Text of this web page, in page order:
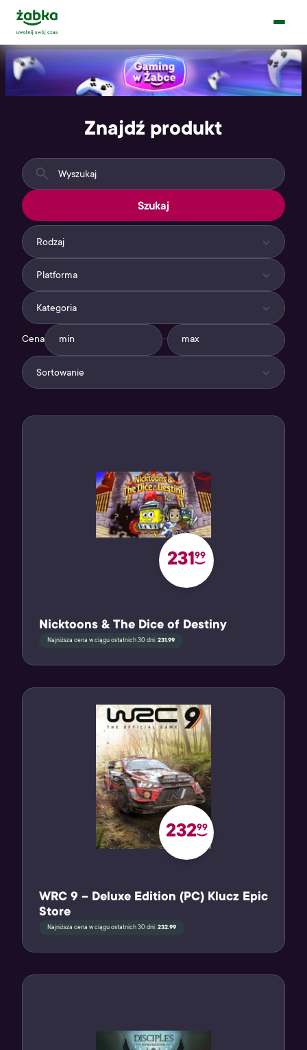
Main Logo
Menu
Homepage
Znajdź produkt
Szukaj
Rodzaj
Platforma
Kategoria
Cena –
Sortowanie
23199
Nicktoons & The Dice of Destiny
Najniższa cena w ciągu ostatnich 30 dni: 231.99
23299
WRC 9 – Deluxe Edition (PC) Klucz Epic
Store
Najniższa cena w ciągu ostatnich 30 dni: 232.99